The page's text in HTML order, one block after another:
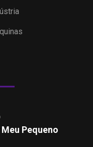
Pequeno